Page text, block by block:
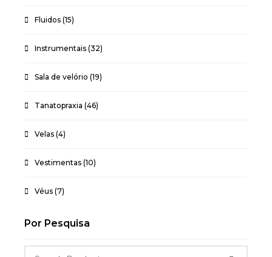
Fluidos (15)
Instrumentais (32)
Sala de velório (19)
Tanatopraxia (46)
Velas (4)
Vestimentas (10)
Véus (7)
Por Pesquisa